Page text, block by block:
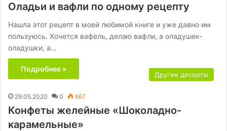
Оладьи и вафли по одному рецепту
Нашла этот рецепт в моей любимой книге и уже давно им
пользуюсь. Хочется вафель, делаю вафли, а оладушек-
оладушки, а…
Подробнее »
Другие десерты
29.05.2020 0 667
Конфеты желейные «Шоколадно-
карамельные»